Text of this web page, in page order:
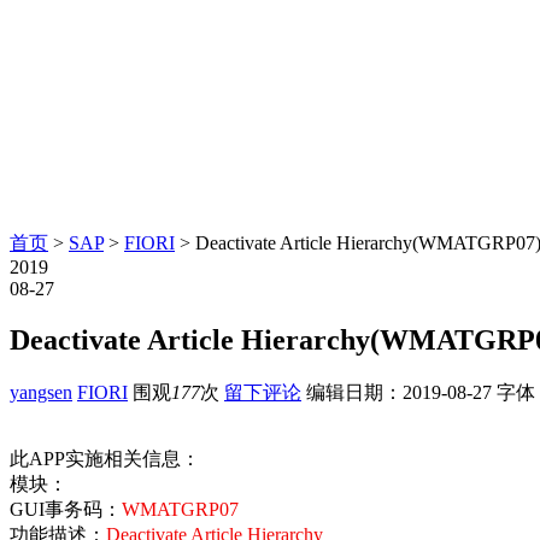
首页 > SAP> FIORI > Deactivate Article Hierarchy(WMATGRP07)
2019
08-27
Deactivate Article
yangsen FIORI 围观177次 留下评论 编辑日期： 2019-08-27 字体
此APP实施相关信息：
模块：
GUI事务码： WMATGRP07
功能描述： Deactivate Article Hierarchy